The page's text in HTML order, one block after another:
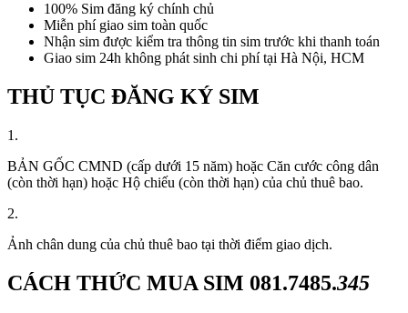
100% Sim đăng ký chính chủ
Miễn phí giao sim toàn quốc
Nhận sim được kiểm tra thông tin sim trước khi thanh toán
Giao sim 24h không phát sinh chi phí tại Hà Nội, HCM
THỦ TỤC ĐĂNG KÝ SIM
1.
BẢN GỐC CMND (cấp dưới 15 năm) hoặc Căn cước công dân
(còn thời hạn) hoặc Hộ chiếu (còn thời hạn) của chủ thuê bao.
2.
Ảnh chân dung của chủ thuê bao tại thời điểm giao dịch.
CÁCH THỨC MUA SIM 081.7485.345